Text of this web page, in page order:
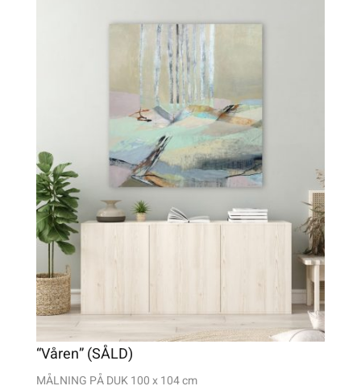
“Våren” (SÅLD)
MÅLNING PÅ DUK 100 x 104 cm